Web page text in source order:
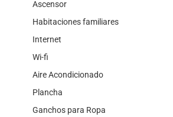
Ascensor
Habitaciones familiares
Internet
Wi-fi
Aire Acondicionado
Plancha
Ganchos para Ropa